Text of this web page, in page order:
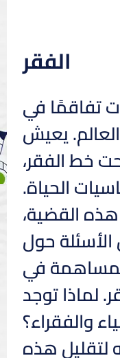
الفقر
تفاقمًا في
يعيش
خط الفقر،
الحياة.
القضية،
الأسئلة حول
في
لماذا توجد
والفقراء؟
لتقليل هذه